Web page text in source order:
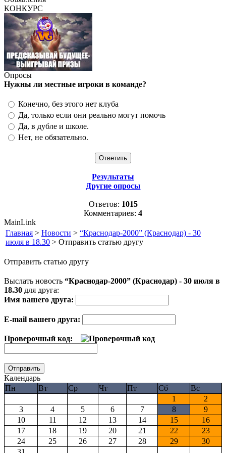
КОНКУРС
Опросы
Нужны ли местные игроки в команде?
Конечно, без этого нет клуба
Да, только если они реально могут помочь
Да, в дубле и школе.
Нет, не обязательно.
Результаты
Другие опросы
Ответов: 1015
Комментариев: 4
MainLink
Главная > Новости > “Краснодар-2000” (Краснодар) - 30
июля в 18.30 > Отправить статью другу
Отправить статью другу
Выслать новость “Краснодар-2000” (Краснодар) - 30 июля в
18.30 для друга:
Имя вашего друга:
E-mail вашего друга:
Проверочный код:
Календарь
Пн
Вт Ср Чт Пт Сб
Вс
1
2
3
4 5 6 7 8
9
10
11 12 13 14 15
16
17
18 19 20 21 22
23
24
25 26 27 28 29
30